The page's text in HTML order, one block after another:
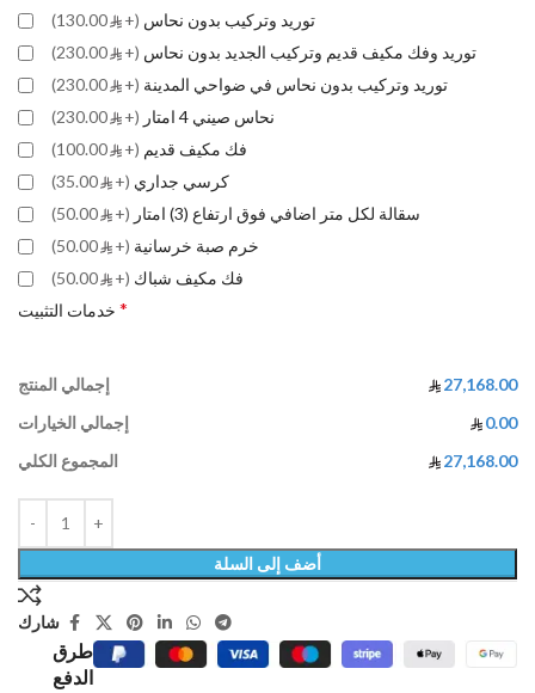
توريد وتركيب بدون نحاس (+
130.00)
توريد وفك مكيف قديم وتركيب الجديد بدون نحاس (+
230.00)
توريد وتركيب بدون نحاس في ضواحي المدينة (+
230.00)
نحاس صيني 4 امتار
(+
230.00)
فك مكيف قديم (+
100.00)
كرسي جداري (+
35.00)
سقالة لكل متر اضافي فوق ارتفاع (3) امتار
(+
50.00)
خرم صبة خرسانية (+
50.00)
فك مكيف شباك (+
50.00)
خدمات التثبيت *
إجمالي المنتج
27,168.00
إجمالي الخيارات
0.00
المجموع الكلي
27,168.00
أضف إلى السلة
شارك
طرق
الدفع